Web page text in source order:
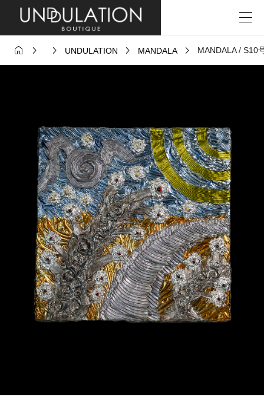
   UNDULATION  MANDALA  MANDALA / S10